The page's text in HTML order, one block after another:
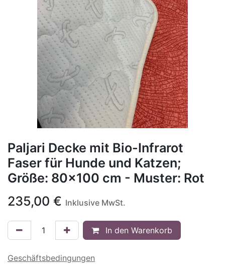
Paljari Decke mit Bio-Infrarot
Faser für Hunde und Katzen;
Größe: 80x100 cm - Muster: Rot
235,00 € Inklusive MwSt.
In den Warenkorb
Geschäftsbedingungen